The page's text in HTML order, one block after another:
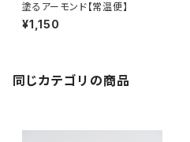
塗るアーモンド【常温便】
¥1,150
同じカテゴリの商品